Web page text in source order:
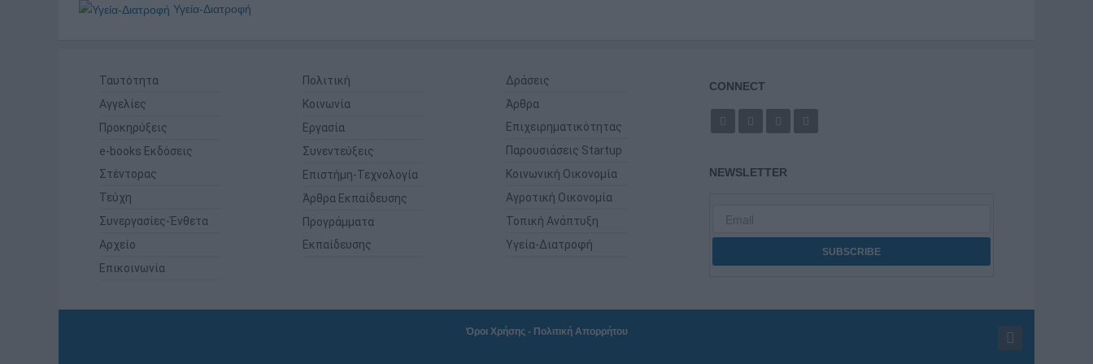
Υγεία-Διατροφή
Ταυτότητα
Αγγελίες
Προκηρύξεις
e-books Εκδόσεις
Στέντορας
Τεύχη
Συνεργασίες-Ένθετα
Αρχείο
Επικοινωνία
Πολιτική
Κοινωνία
Εργασία
Συνεντεύξεις
Επιστήμη-Τεχνολογία
Άρθρα Εκπαίδευσης
Προγράμματα
Εκπαίδευσης
Δράσεις
Άρθρα
Επιχειρηματικότητας
Παρουσιάσεις Startup
Κοινωνική Οικονομία
Αγροτική Οικονομία
Τοπική Ανάπτυξη
Υγεία-Διατροφή
CONNECT
NEWSLETTER
Όροι Χρήσης- Πολιτική Απορρήτου